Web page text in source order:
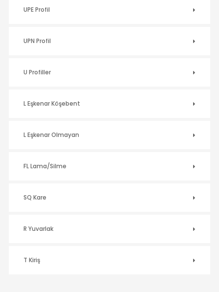
UPE Profil
UPN Profil
U Profiller
L Eşkenar Köşebent
L Eşkenar Olmayan
FL Lama/Silme
SQ Kare
R Yuvarlak
T Kiriş